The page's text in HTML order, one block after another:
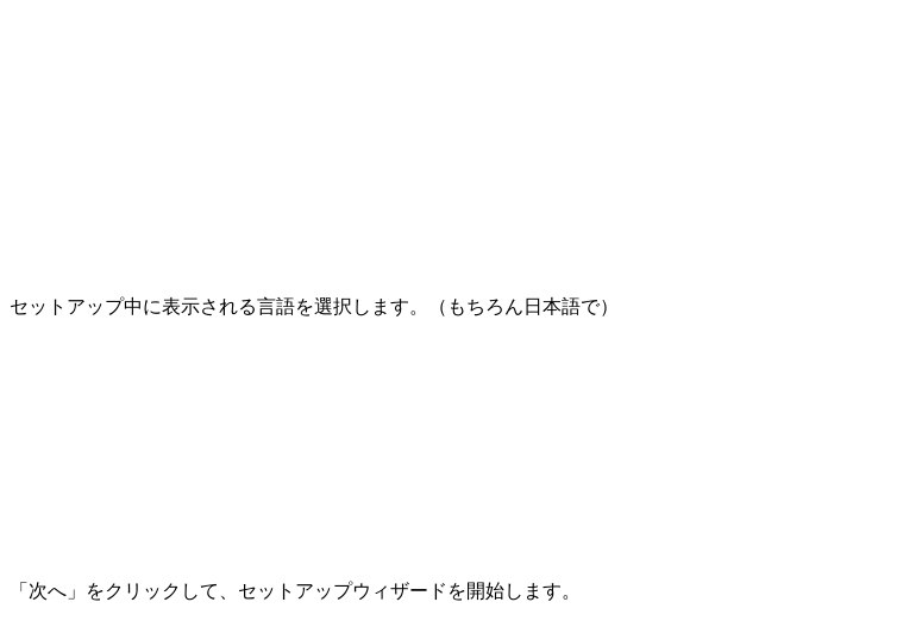
セットアップ中に表示される言語を選択します。（もちろん日本語で）
「次へ」をクリックして、セットアップウィザードを開始します。